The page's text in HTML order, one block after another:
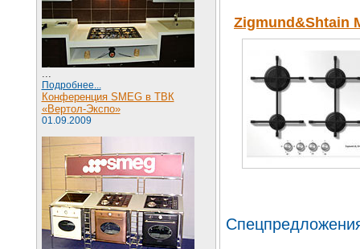
...
Подробнее...
Конференция SMEG в ТВК
«Вертол-Экспо»
01.09.2009
Zigmund&Shtain